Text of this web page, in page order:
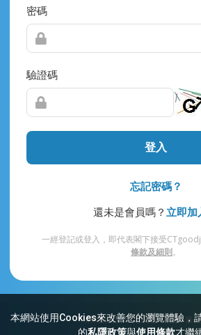
本網站使用Cookies來改善您的瀏覽體驗，
的私隱政策與使用條款才繼
密碼
驗證碼
登入
忘記密碼？
還未是會員嗎？ 立即加
一經登記或登入，即代表閣下接受
條款及細則。
網站索引 常見問題 私隱 條